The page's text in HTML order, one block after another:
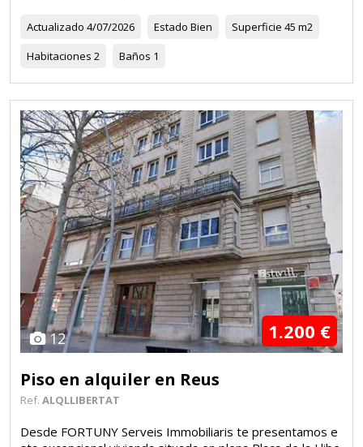
Actualizado 4/07/2026 Estado Bien Superficie 45 m2
Habitaciones 2 Baños 1
12 1.200 €
Piso en alquiler en Reus
Ref. ALQLLIBERTAT
Desde FORTUNY Serveis Immobiliaris te presentamos e